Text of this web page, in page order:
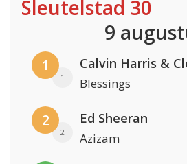
Sleutelstad 30
9
1
1 Blessings
2
2
Ed Sheeran
Azizam